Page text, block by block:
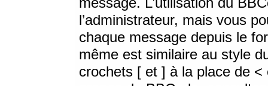
l’administrateur, mais vous
chaque message depuis le
même est similaire au style
crochets [ et ] à la place de <